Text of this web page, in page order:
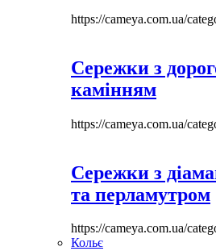
https://cameya.com.ua/
Сережки з
камінням
https://cameya.com.ua/
Сережки з
та перламутром
https://cameya.com.ua/
Кольє